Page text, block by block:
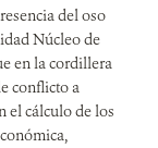
del oso
Núcleo de
en la cordillera
conflicto a
el cálculo de los